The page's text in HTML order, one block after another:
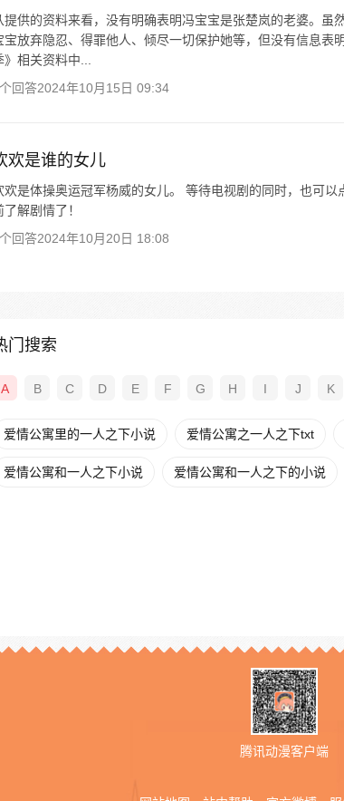
提供的资料来看，没有明确表明冯宝宝是张楚岚的老婆。虽
宝放弃隐忍、得罪他人、倾尽一切保护她等，但没有信息表
》相关资料中...
回答2024年10月15日 09:34
欢是谁的女儿
欢是体操奥运冠军杨威的女儿。 等待电视剧的同时，也可
了解剧情了！
回答2024年10月20日 18:08
门搜索
A B C D E F G H I J K
爱情公寓里的一人之下小说 爱情公寓之一人之下txt
爱情公寓和一人之下小说 爱情公寓和一人之下的小说
腾讯动漫客户端